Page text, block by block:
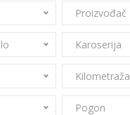
Proizvođač
Karoserija
Kilometraža
Pogon